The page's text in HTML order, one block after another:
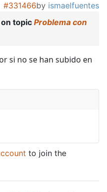
#331466by ismaelfuentes
on topic Problema con
si no se han subido en
to join the